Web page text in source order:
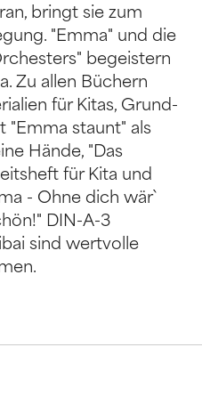
bringt sie zum
"Emma" und die
begeistern
Zu allen Büchern
für Kitas, Grund-
"Emma staunt" als
Hände, "Das
für Kita und
- Ohne dich wär`
DIN-A-3
sind wertvolle